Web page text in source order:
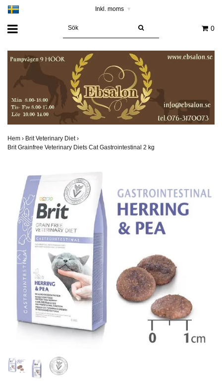
Inkl. moms ▾
0
Hem › Brit Veterinary Diet›
Brit Grainfree Veterinary Diets Cat Gastrointestinal 2 kg